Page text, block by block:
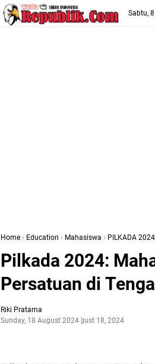
Sabtu,
Home › Education › Mahasiswa › PILKADA 2024
Pilkada 2024:
Persatuan di
Riki Pratama
Sunday, 18 August 2024August 18, 2024